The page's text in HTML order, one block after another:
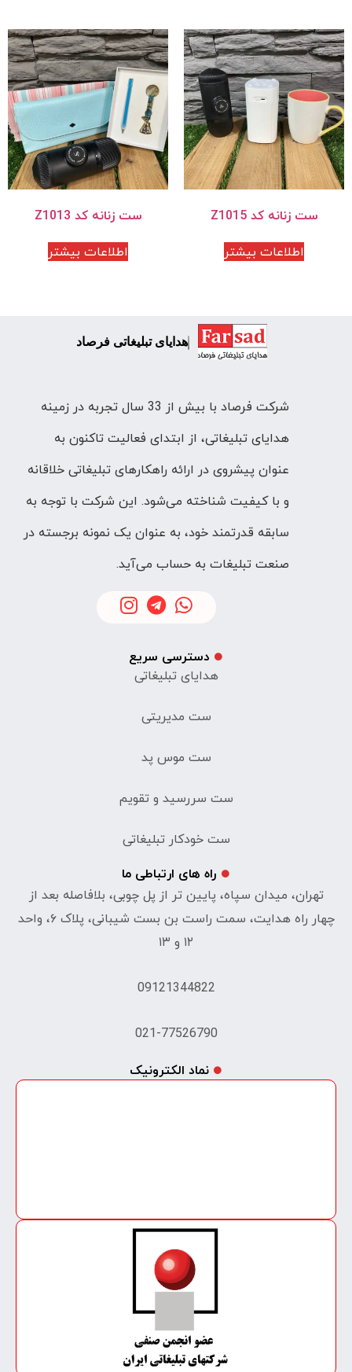
ست زنانه کد Z1015
اطلاعات بیشتر
ست زنانه کد Z1013
اطلاعات بیشتر
هدایای تبلیغاتی فرصاد
شرکت فرصاد با بیش از 33 سال تجربه در زمینه
هدایای تبلیغاتی، از ابتدای فعالیت تاکنون به
عنوان پیشروی در ارائه راهکارهای تبلیغاتی خلاقانه
و با کیفیت شناخته می‌شود. این شرکت با توجه به
سابقه قدرتمند خود، به عنوان یک نمونه برجسته در
صنعت تبلیغات به حساب می‌آید.
دسترسی سریع
هدایای تبلیغاتی
ست مدیریتی
ست موس پد
ست سررسید و تقویم
ست خودکار تبلیغاتی
راه های ارتباطی ما
تهران، میدان سپاه، پایین تر از پل چوبی، بلافاصله بعد از
چهار راه هدایت، سمت راست بن بست شیبانی، پلاک ۶، واحد
۱۲ و ۱۳
09121344822
021-77526790
نماد الکترونیک